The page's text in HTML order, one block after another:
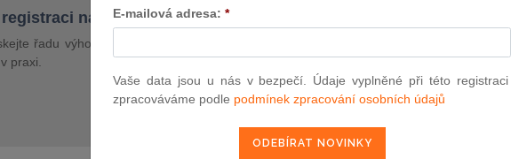
na epravo.cz?
řadu výhod a jako dárek Vám zašleme aktuální online kurz na využití
praxi.
REGISTROVAT ZDE
E-mailová adresa: *
Vaše data jsou u nás v bezpečí. Údaje vyplněné při této registraci
zpracováváme podle podmínek zpracování osobních údajů